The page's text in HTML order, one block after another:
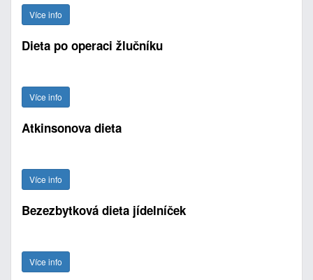
Více info
Dieta po operaci žlučníku
Více info
Atkinsonova dieta
Více info
Bezezbytková dieta jídelníček
Více info